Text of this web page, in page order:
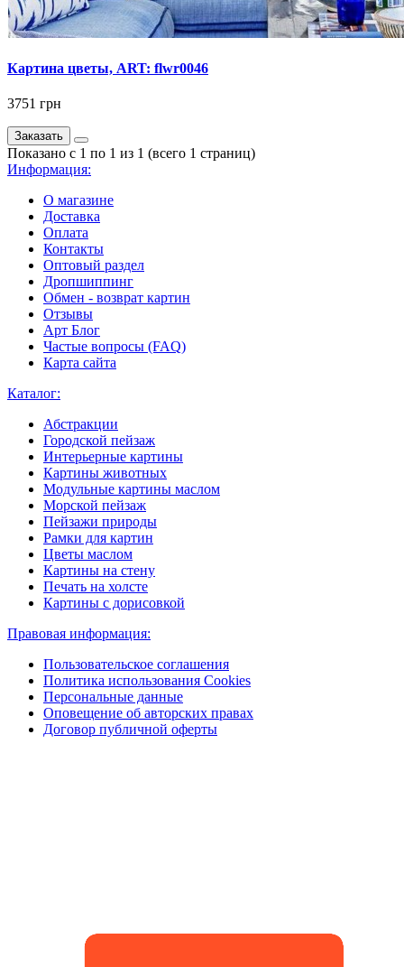
Картина цветы, ART: flwr0046
3751 грн
Заказать
Показано с 1 по 1 из 1 (всего 1 страниц)
Информация:
О магазине
Доставка
Оплата
Контакты
Оптовый раздел
Дропшиппинг
Обмен - возврат картин
Отзывы
Арт Блог
Частые вопросы (FAQ)
Карта сайта
Каталог:
Абстракции
Городской пейзаж
Интерьерные картины
Картины животных
Модульные картины маслом
Морской пейзаж
Пейзажи природы
Рамки для картин
Цветы маслом
Картины на стену
Печать на холсте
Картины с дорисовкой
Правовая информация:
Пользовательское соглашения
Политика использования Cookies
Персональные данные
Оповещение об авторских правах
Договор публичной оферты